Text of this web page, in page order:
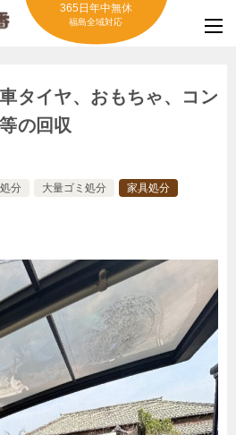
365日年中無休
福島全域対応
タイヤ、おもちゃ、コン
の回収
分 大量ゴミ処分
家具処分